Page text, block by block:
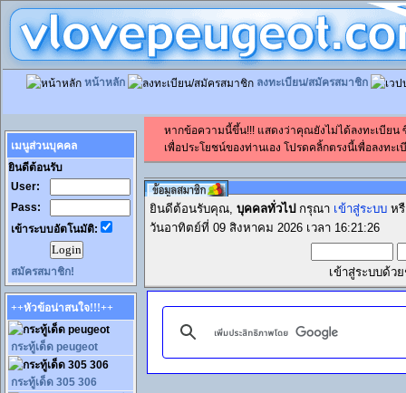
หน้าหลัก ลงทะเบียน/สมัครสมาชิก
เมนูส่วนบุคคล
ยินดีต้อนรับ
User:
Pass:
เข้าระบบอัตโนมัติ:
สมัครสมาชิก!
++หัวข้อน่าสนใจ!!!++
กระทู้เด็ด peugeot
กระทู้เด็ด 305 306
หากข้อความนี้ขึ้น!!! แสดงว่าคุณยังไม่ได้ลงทะเบียน
เพื่อประโยชน์ของท่านเอง โปรดคลิ้กตรงนี้เพื่อลงทะเ
ยินดีต้อนรับคุณ, บุคคลทั่วไป กรุณา เข้าสู่ระบบ ห
วันอาทิตย์ที่ 09 สิงหาคม 2026 เวลา 16:21:26
เข้าสู่ระบบด้ว